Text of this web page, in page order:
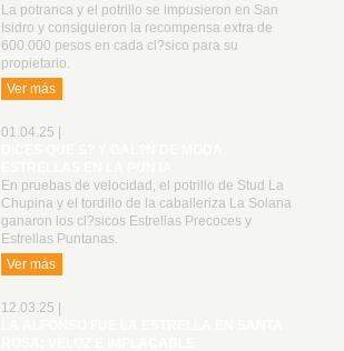
La potranca y el potrillo se impusieron en San
Isidro y consiguieron la recompensa extra de
600.000 pesos en cada cl?sico para su
propietario.
Ver más
01.04.25 |
En pruebas de velocidad, el potrillo de Stud La
Chupina y el tordillo de la caballeriza La Solana
ganaron los cl?sicos Estrellas Precoces y
Estrellas Puntanas.
Ver más
12.03.25 |